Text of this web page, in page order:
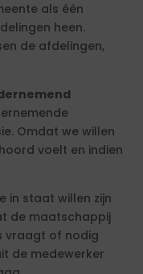
als één
heen.
de afdelingen,
Omdat we willen
voelt en indien
in staat willen zijn
de maatschappij
vraagt of nodig
de medewerker